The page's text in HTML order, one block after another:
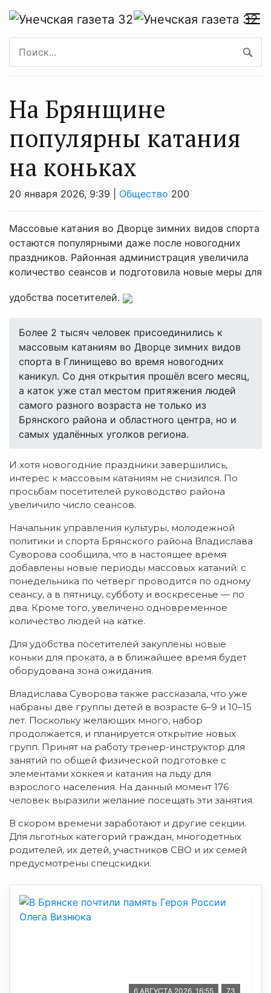
На Брянщине
популярны катания
на коньках
20 января 2026, 9:39 | Общество 200
Массовые катания во Дворце зимних видов спорта
остаются популярными даже после новогодних
праздников. Районная администрация увеличила
количество сеансов и подготовила новые меры для
удобства посетителей.
Более 2 тысяч человек присоединились к
массовым катаниям во Дворце зимних видов
спорта в Глинищево во время новогодних
каникул. Со дня открытия прошёл всего месяц,
а каток уже стал местом притяжения людей
самого разного возраста не только из
Брянского района и областного центра, но и
самых удалённых уголков региона.
И хотя новогодние праздники завершились,
интерес к массовым катаниям не снизился. По
просьбам посетителей руководство района
увеличило число сеансов.
Начальник управления культуры, молодежной
политики и спорта Брянского района Владислава
Суворова сообщила, что в настоящее время
добавлены новые периоды массовых катаний: с
понедельника по четверг проводится по одному
сеансу, а в пятницу, субботу и воскресенье — по
два. Кроме того, увеличено одновременное
количество людей на катке.
Для удобства посетителей закуплены новые
коньки для проката, а в ближайшее время будет
оборудована зона ожидания.
Владислава Суворова также рассказала, что уже
набраны две группы детей в возрасте 6–9 и 10–15
лет. Поскольку желающих много, набор
продолжается, и планируется открытие новых
групп. Принят на работу тренер-инструктор для
занятий по общей физической подготовке с
элементами хоккея и катания на льду для
взрослого населения. На данный момент 176
человек выразили желание посещать эти занятия.
В скором времени заработают и другие секции.
Для льготных категорий граждан, многодетных
родителей, их детей, участников СВО и их семей
предусмотрены спецскидки.
6 АВГУСТА 2026, 16:55 73